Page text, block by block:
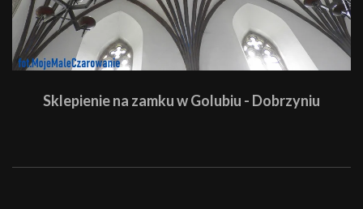
Sklepienie na zamku w Golubiu - Dobrzyniu